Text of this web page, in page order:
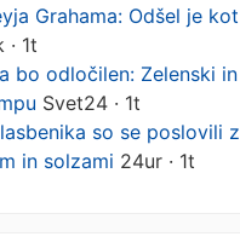
Grahama: Odšel je kot
· 1t
bo odločilen: Zelenski in
Svet24 · 1t
so se poslovili z
in solzami 24ur · 1t